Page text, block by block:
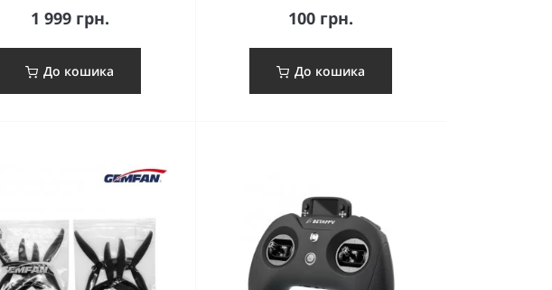
1 999 грн.
До кошика
100 грн.
До кошика